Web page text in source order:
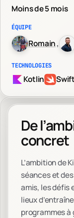
Moins de 5 mois
ÉQUIPE
Romain
TECHNOLOGIES
Kotlin Swift
De
concret
L’ambition de
séances et
amis, les défis
lieux
programmes